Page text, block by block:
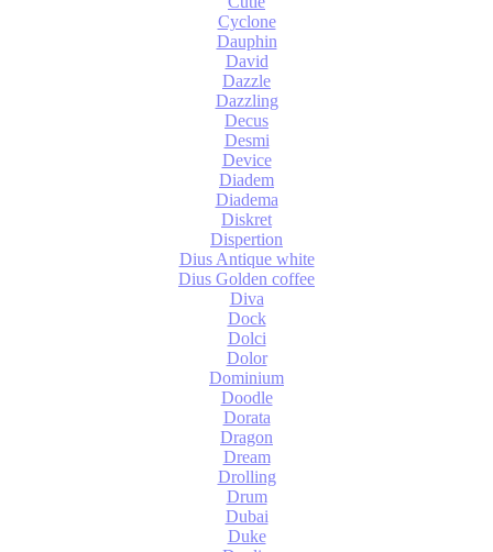
Cyclone
Dauphin
David
Dazzle
Dazzling
Decus
Desmi
Device
Diadem
Diadema
Diskret
Dispertion
Dius Antique white
Dius Golden coffee
Diva
Dock
Dolci
Dolor
Dominium
Doodle
Dorata
Dragon
Dream
Drolling
Drum
Dubai
Duke